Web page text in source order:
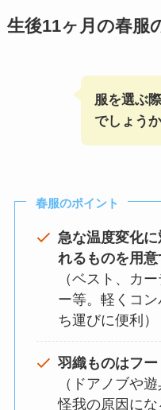
生後11ヶ月の春服
服を選ぶ
でしょう
春服のポイント
急な温度変化
れるものを用意
（ベスト、カ
ー等。軽くコ
ち運びに便利）
羽織ものはフ
（ドアノブや
怪我の原因にな